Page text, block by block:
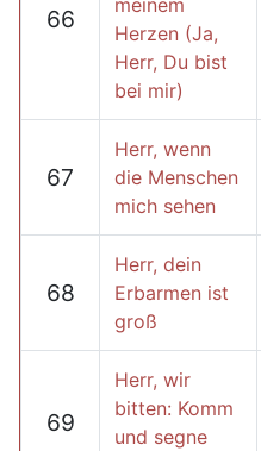
66
meinem
Herzen (Ja,
Herr, Du bist
bei mir)
67
Herr, wenn
die Menschen
mich sehen
68
Herr, dein
Erbarmen ist
groß
69
Herr, wir
bitten: Komm
und segne